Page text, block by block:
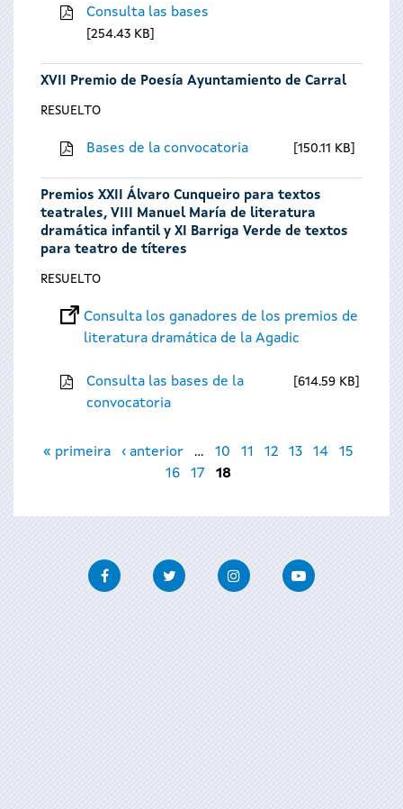
Consulta las bases
254.43 KB
XVII Premio de Poesía Ayuntamiento de Carral
RESUELTO
Bases de la convocatoria 150.11 KB
Premios XXII Álvaro Cunqueiro para textos
teatrales, VIII Manuel María de literatura
dramática infantil y XI Barriga Verde de textos
para teatro de títeres
RESUELTO
Consulta los ganadores de los premios de
literatura dramática de la Agadic
Consulta las bases de la
convocatoria
614.59 KB
Páginas
« primeira ‹ anterior … 10 11 12 13 14
15
16
17 18
FacebookTwitter InstagramYoutube